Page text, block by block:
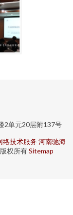
2单元20层附137号
络技术服务 河南驰海
版权所有Sitemap